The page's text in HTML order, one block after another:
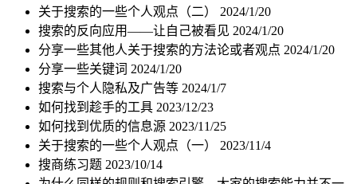
关于搜索的一些个人观点（二） 2024/1/20
搜索的反向应用——让自己被看见 2024/1/20
分享一些其他人关于搜索的方法论或者观点 2024/1/20
分享一些关键词 2024/1/20
搜索与个人隐私及广告等 2024/1/7
如何找到趁手的工具 2023/12/23
如何找到优质的信息源 2023/11/25
关于搜索的一些个人观点（一） 2023/11/4
搜商练习题 2023/10/14